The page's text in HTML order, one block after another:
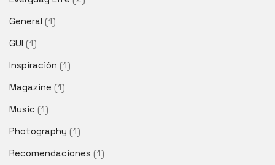
General (1)
GUI (1)
Inspiración (1)
Magazine (1)
Music (1)
Photography (1)
Recomendaciones (1)